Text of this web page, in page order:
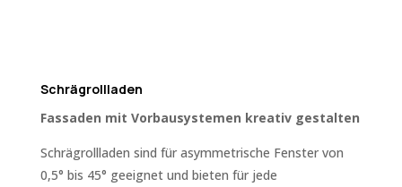
Schrägrollladen
Fassaden mit Vorbausystemen kreativ gestalten
Schrägrollladen sind für asymmetrische Fenster von
0,5° bis 45° geeignet und bieten für jede